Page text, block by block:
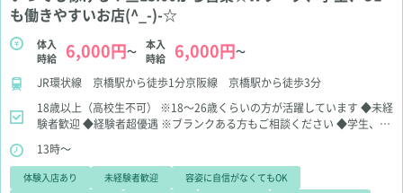
も働きやすいお店(^_-)-☆
体入
時給
6,000円～
本入
時給
6,000円～
JR環状線 京橋駅から徒歩1分京阪線 京橋駅から徒歩3分
18歳以上（高校生不可）
※18～26歳くらいの方が活躍しています ◆未経
験者歓迎 ◆経験者超優遇 ※ブランクある方もご相談ください ◆学生、
接、即日体入OK
入店大歓迎
13時～
体験入店あり 未経験者歓迎
容姿に自信がなくてもOK